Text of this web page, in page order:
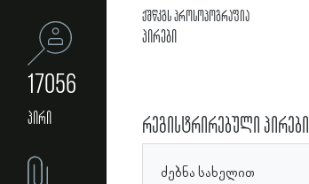
17056
პირი
ქშწკგს პროსოპოგრაფია
პირები
რეგისტრირებული პირები
ძებნა სახელით